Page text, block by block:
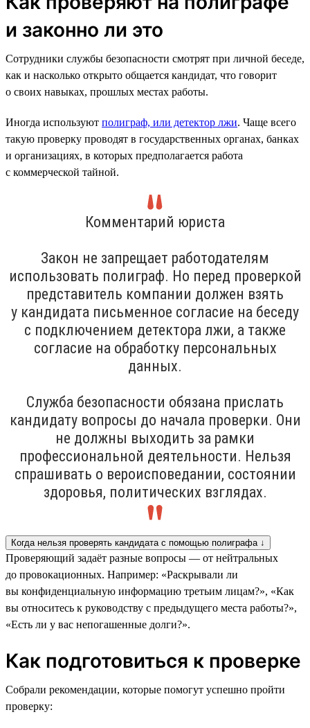
и законно ли это
Сотрудники службы безопасности смотрят при личной беседе,
как и насколько открыто общается кандидат, что говорит
о своих навыках, прошлых местах работы.
Иногда используют полиграф, или детектор лжи. Чаще всего
такую проверку проводят в государственных органах, банках
и организациях, в которых предполагается работа
с коммерческой тайной.
Комментарий юриста
Закон не запрещает работодателям
использовать полиграф. Но перед проверкой
представитель компании должен взять
у кандидата письменное согласие на беседу
с подключением детектора лжи, а также
согласие на обработку персональных
данных.
Служба безопасности обязана прислать
кандидату вопросы до начала проверки. Они
не должны выходить за рамки
профессиональной деятельности. Нельзя
спрашивать о вероисповедании, состоянии
здоровья, политических взглядах.
Когда нельзя проверять кандидата с помощью полиграфа ↓
Проверяющий задаёт разные вопросы — от нейтральных
до провокационных. Например: «Раскрывали ли
вы конфиденциальную информацию третьим лицам?», «Как
вы относитесь к руководству с предыдущего места работы?»,
«Есть ли у вас непогашенные долги?».
Как подготовиться к проверке
Собрали рекомендации, которые помогут успешно пройти
проверку: